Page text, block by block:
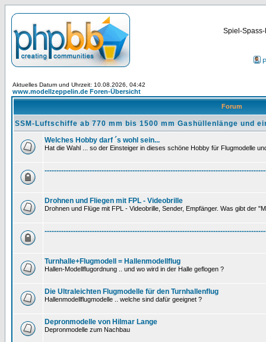
Spiel-
Aktuelles Datum und Uhrzeit: 10.08.2026, 04:42
www.modellzeppelin.de Foren-Übersicht
Forum
SSM-Luftschiffe ab 770 mm bis 1500 mm Gashüllenlänge und
Welches Hobby darf ´s wohl sein...
Hat die Wahl ... so der Einsteiger in dieses schöne Hobby für Flugmodelle
Drohnen und Fliegen mit FPL - Videobrille
Drohnen und Flüge mit FPL - Videobrille, Sender, Empfänger. Was gibt der
Turnhalle+Flugmodell = Hallenmodellflug
Hallen-Modellflugordnung .. und wo wird in der Halle geflogen ?
Die Ultraleichten Flugmodelle für den Turnhallenflug
Hallenmodellflugmodelle .. welche sind dafür geeignet ?
Depronmodelle von Hilmar Lange
Depronmodelle zum Nachbau